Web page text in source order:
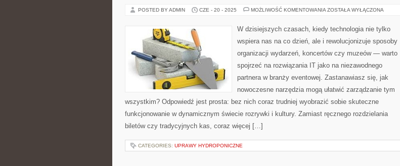
POSTED BY ADMIN CZE - 20 - 2025 MOŻLIWOŚĆ KOMENTOWANIA NIERUCHOMOŚCI
NA
ZYSK!
ZOSTAŁA WYŁĄCZONA
W dzisiejszych czasach, kiedy technologia nie tylko
wspiera nas na co dzień, ale i rewolucjonizuje sposoby
organizacji wydarzeń, koncertów czy muzeów — warto
spojrzeć na rozwiązania IT jako na niezawodnego
partnera w branży eventowej. Zastanawiasz się, jak
nowoczesne narzędzia mogą ułatwić zarządzanie tym
wszystkim? Odpowiedź jest prosta: bez nich coraz trudniej wyobrazić sobie skuteczne
funkcjonowanie w dynamicznym świecie rozrywki i kultury. Zamiast ręcznego rozdzielania
biletów czy tradycyjnych kas, coraz więcej […]
CATEGORIES: UPRAWY HYDROPONICZNE